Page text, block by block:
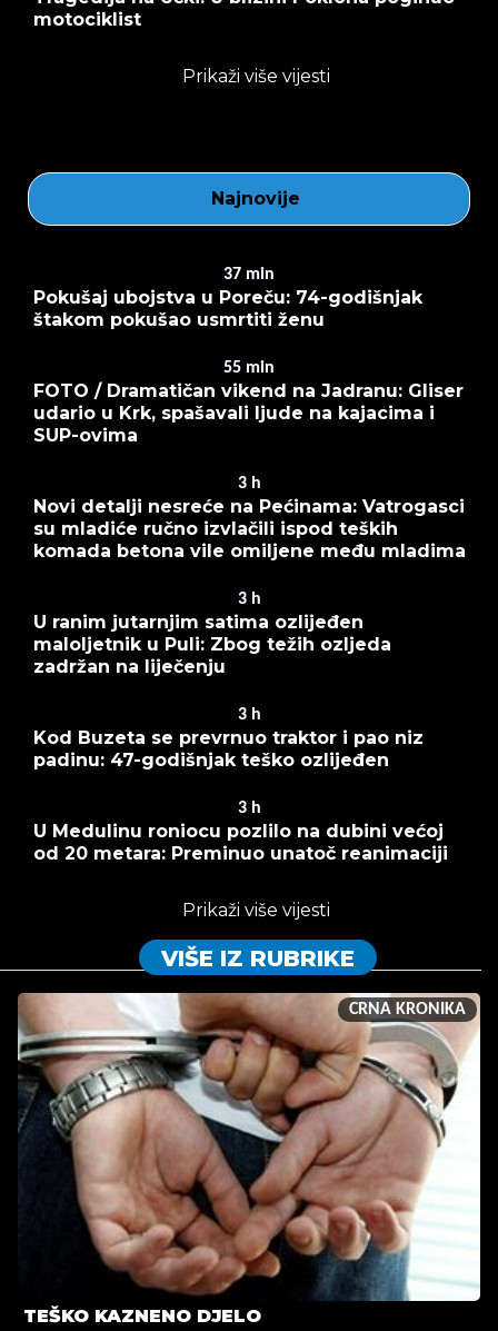
motociklist
Prikaži više vijesti
Najnovije
37 min
Pokušaj ubojstva u Poreču: 74-godišnjak
štakom pokušao usmrtiti ženu
55 min
FOTO / Dramatičan vikend na Jadranu: Gliser
udario u Krk, spašavali ljude na kajacima i
SUP-ovima
3 h
Novi detalji nesreće na Pećinama: Vatrogasci
su mladiće ručno izvlačili ispod teških
komada betona vile omiljene među mladima
3 h
U ranim jutarnjim satima ozlijeđen
maloljetnik u Puli: Zbog težih ozljeda
zadržan na liječenju
3 h
Kod Buzeta se prevrnuo traktor i pao niz
padinu: 47-godišnjak teško ozlijeđen
3 h
U Medulinu roniocu pozlilo na dubini većoj
od 20 metara: Preminuo unatoč reanimaciji
Prikaži više vijesti
VIŠE IZ RUBRIKE
CRNA KRONIKA
TEŠKO KAZNENO DJELO